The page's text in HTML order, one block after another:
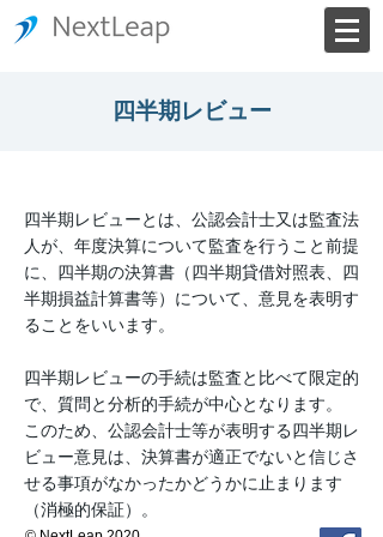
四半期レビュー
四半期レビューとは、公認会計士又は監査法
人が、年度決算について監査を行うこと前提
に、四半期の決算書（四半期貸借対照表、四
半期損益計算書等）について、意見を表明す
ることをいいます。
四半期レビューの手続は監査と比べて限定的
で、質問と分析的手続が中心となります。
このため、公認会計士等が表明する四半期レ
ビュー意見は、決算書が適正でないと信じさ
せる事項がなかったかどうかに止まります
（消極的保証）。